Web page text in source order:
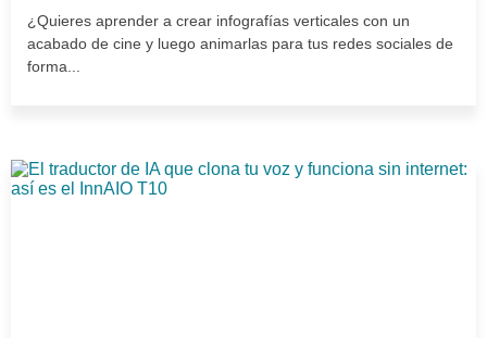
¿Quieres aprender a crear infografías verticales con un
acabado de cine y luego animarlas para tus redes sociales de
forma...